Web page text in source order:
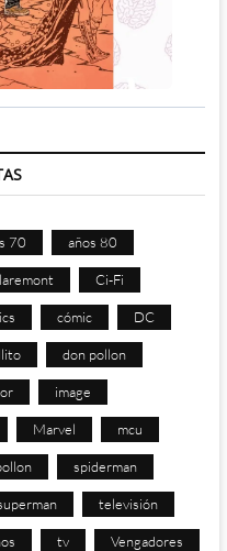
70 años 80
Ci-Fi
cómic DC
don pollon
image
Marvel mcu
spiderman
televisión
tv Vengadores